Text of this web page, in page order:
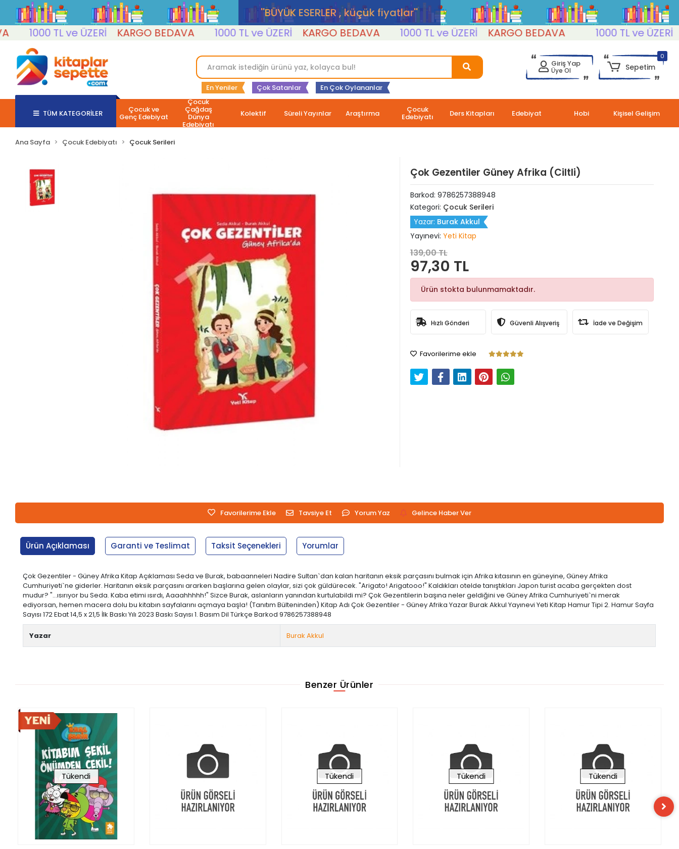
''BÜYÜK ESERLER , küçük fiyatlar''
1000 TL ve ÜZERİ
KARGO BEDAVA 1000 TL ve ÜZERİ KARGO BEDAVA 1000 TL ve ÜZERİ KARGO BEDAVA 1000 TL ve ÜZERİ
En Yeniler Çok Satanlar En Çok Oylananlar
Giriş Yap
Üye Ol
0
Sepetim
TÜM KATEGORİLER Çocuk ve
Genç Edebiyat
Çocuk
Çağdaş
Dünya
Edebiyatı
Kolektif Süreli Yayınlar Araştırma Çocuk
Edebiyatı Ders Kitapları Edebiyat Hobi Kişisel Gelişim
Ana Sayfa Çocuk Edebiyatı Çocuk Serileri
Çok Gezentiler Güney Afrika (Ciltli)
Barkod: 9786257388948
Kategori: Çocuk Serileri
Yazar: Burak Akkul
Yayınevi: Yeti Kitap
139,00 TL
97,30 TL
Ürün stokta bulunmamaktadır.
Hızlı Gönderi Güvenli Alışveriş İade ve Değişim
Favorilerime ekle
Favorilerime Ekle Tavsiye Et Yorum Yaz Gelince Haber Ver
Ürün Açıklaması Garanti ve Teslimat Taksit Seçenekleri Yorumlar
Çok Gezentiler - Güney Afrika Kitap Açıklaması Seda ve Burak, babaanneleri Nadire Sultan`dan kalan haritanın eksik parçasını bulmak için Afrika kıtasının en güneyine, Güney Afrika
Cumhuriyeti`ne giderler. Haritanın eksik parçasını ararken başlarına gelen olaylar, sizi çok güldürecek. "Arigato! Arigatooo!" Kaldıkları otelde tanıştıkları Japon turist acaba gerçekten dost
mudur? "...ısırıyor bu Seda. Kaba etimi ısırdı, Aaaahhhhh!" Sizce Burak, aslanların yanından kurtulabildi mi? Çok Gezentilerin başına neler geldiğini ve Güney Afrika Cumhuriyeti`ni merak
ediyorsan, hemen macera dolu bu kitabın sayfalarını açmaya başla! (Tanıtım Bülteninden) Kitap Adı Çok Gezentiler - Güney Afrika Yazar Burak Akkul Yayınevi Yeti Kitap Hamur Tipi 2. Hamur Sayfa
Sayısı 172 Ebat 14,5 x 21,5 İlk Baskı Yılı 2023 Baskı Sayısı 1. Basım Dil Türkçe Barkod 9786257388948
Yazar Burak Akkul
Benzer Ürünler
Tükendi Tükendi Tükendi Tükendi